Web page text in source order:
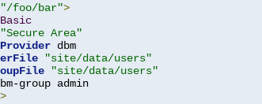
"/foo/bar">
Basic
"Secure Area"
dbm
"site/data/users"
"site/data/users"
>